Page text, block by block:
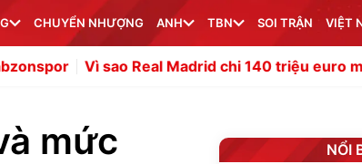
CHUYỂN NHƯỢNG ANH TBN SOI TRẬN VIỆT
Real Madrid chi 140 triệu euro mua Yan
mức
NỔI